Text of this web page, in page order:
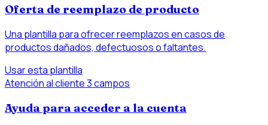
Oferta de reemplazo de producto
Una plantilla para ofrecer reemplazos en casos de
productos dañados, defectuosos o faltantes.
Usar esta plantilla
Atención al cliente3 campos
Ayuda para acceder a la cuenta